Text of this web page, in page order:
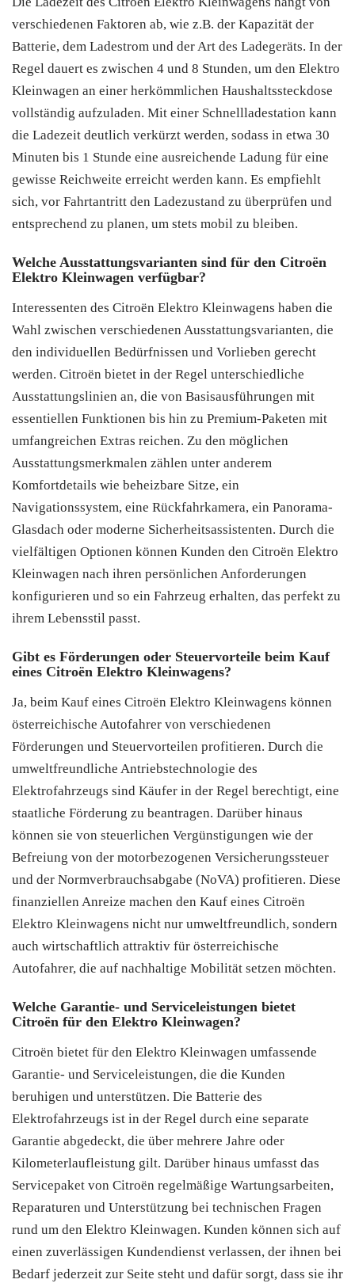
verschiedenen Faktoren ab, wie z.B. der Kapazität der
Batterie, dem Ladestrom und der Art des Ladegeräts. In der
Regel dauert es zwischen 4 und 8 Stunden, um den Elektro
Kleinwagen an einer herkömmlichen Haushaltssteckdose
vollständig aufzuladen. Mit einer Schnellladestation kann
die Ladezeit deutlich verkürzt werden, sodass in etwa 30
Minuten bis 1 Stunde eine ausreichende Ladung für eine
gewisse Reichweite erreicht werden kann. Es empfiehlt
sich, vor Fahrtantritt den Ladezustand zu überprüfen und
entsprechend zu planen, um stets mobil zu bleiben.
Welche Ausstattungsvarianten sind für den Citroën
Elektro Kleinwagen verfügbar?
Interessenten des Citroën Elektro Kleinwagens haben die
Wahl zwischen verschiedenen Ausstattungsvarianten, die
den individuellen Bedürfnissen und Vorlieben gerecht
werden. Citroën bietet in der Regel unterschiedliche
Ausstattungslinien an, die von Basisausführungen mit
essentiellen Funktionen bis hin zu Premium-Paketen mit
umfangreichen Extras reichen. Zu den möglichen
Ausstattungsmerkmalen zählen unter anderem
Komfortdetails wie beheizbare Sitze, ein
Navigationssystem, eine Rückfahrkamera, ein Panorama-
Glasdach oder moderne Sicherheitsassistenten. Durch die
vielfältigen Optionen können Kunden den Citroën Elektro
Kleinwagen nach ihren persönlichen Anforderungen
konfigurieren und so ein Fahrzeug erhalten, das perfekt zu
ihrem Lebensstil passt.
Gibt es Förderungen oder Steuervorteile beim Kauf
eines Citroën Elektro Kleinwagens?
Ja, beim Kauf eines Citroën Elektro Kleinwagens können
österreichische Autofahrer von verschiedenen
Förderungen und Steuervorteilen profitieren. Durch die
umweltfreundliche Antriebstechnologie des
Elektrofahrzeugs sind Käufer in der Regel berechtigt, eine
staatliche Förderung zu beantragen. Darüber hinaus
können sie von steuerlichen Vergünstigungen wie der
Befreiung von der motorbezogenen Versicherungssteuer
und der Normverbrauchsabgabe (NoVA) profitieren. Diese
finanziellen Anreize machen den Kauf eines Citroën
Elektro Kleinwagens nicht nur umweltfreundlich, sondern
auch wirtschaftlich attraktiv für österreichische
Autofahrer, die auf nachhaltige Mobilität setzen möchten.
Welche Garantie- und Serviceleistungen bietet
Citroën für den Elektro Kleinwagen?
Citroën bietet für den Elektro Kleinwagen umfassende
Garantie- und Serviceleistungen, die die Kunden
beruhigen und unterstützen. Die Batterie des
Elektrofahrzeugs ist in der Regel durch eine separate
Garantie abgedeckt, die über mehrere Jahre oder
Kilometerlaufleistung gilt. Darüber hinaus umfasst das
Servicepaket von Citroën regelmäßige Wartungsarbeiten,
Reparaturen und Unterstützung bei technischen Fragen
rund um den Elektro Kleinwagen. Kunden können sich auf
einen zuverlässigen Kundendienst verlassen, der ihnen bei
Bedarf jederzeit zur Seite steht und dafür sorgt, dass sie ihr